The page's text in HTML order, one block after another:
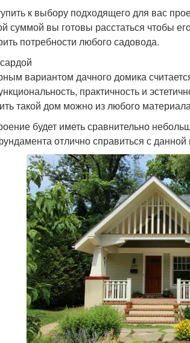
к выбору подходящего для вас
суммой вы готовы расстаться чтобы
потребности любого садовода.
вариантом дачного домика
практичность и
такой дом можно из любого
будет иметь сравнительно
отлично справиться с данной